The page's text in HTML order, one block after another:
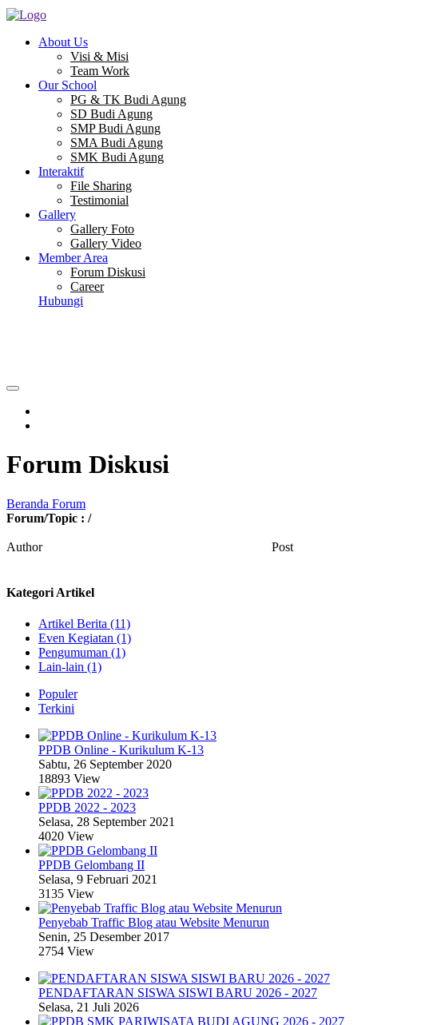
About Us
Visi & Misi
Team Work
Our School
PG & TK Budi Agung
SD Budi Agung
SMP Budi Agung
SMA Budi Agung
SMK Budi Agung
Interaktif
File Sharing
Testimonial
Gallery
Gallery Foto
Gallery Video
Member Area
Forum Diskusi
Career
Hubungi
Forum Diskusi
Beranda Forum
Forum/Topic : /
Author
Post
Kategori Artikel
Artikel Berita (11)
Even Kegiatan (1)
Pengumuman (1)
Lain-lain (1)
Populer
Terkini
PPDB Online - Kurikulum K-13
Sabtu, 26 September 2020
18893 View
PPDB 2022 - 2023
Selasa, 28 September 2021
4020 View
PPDB Gelombang II
Selasa, 9 Februari 2021
3135 View
Penyebab Traffic Blog atau Website Menurun
Senin, 25 Desember 2017
2754 View
PENDAFTARAN SISWA SISWI BARU 2026 - 2027
Selasa, 21 Juli 2026